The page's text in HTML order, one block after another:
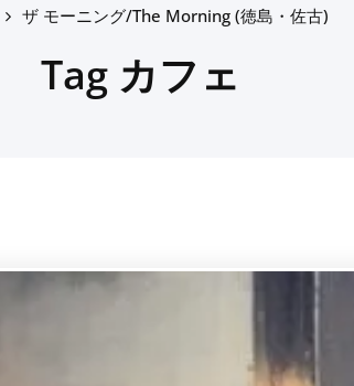
ザ モーニング/The Morning (徳島・佐古)
Tag カフェ